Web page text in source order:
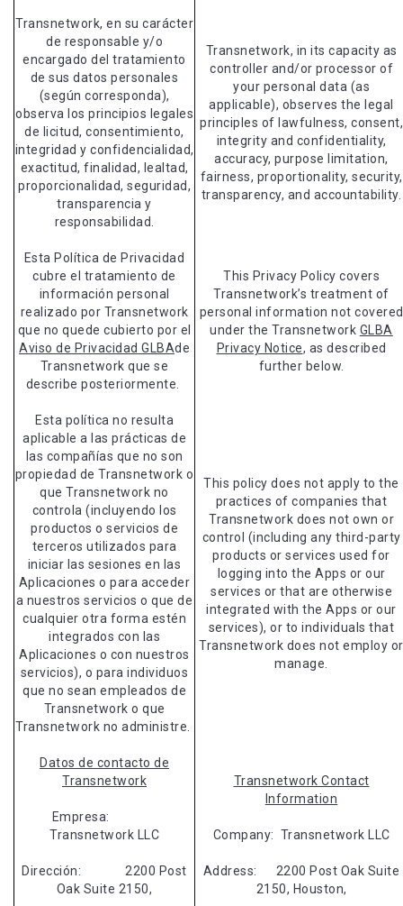
Transnetwork, en su carácter
de responsable y/o
encargado del tratamiento
de sus datos personales
(según corresponda),
observa los principios legales
de licitud, consentimiento,
integridad y confidencialidad,
exactitud, finalidad, lealtad,
proporcionalidad, seguridad,
transparencia y
responsabilidad.
Transnetwork, in its capacity as
controller and/or processor of
your personal data (as
applicable), observes the legal
principles of lawfulness, consent,
integrity and confidentiality,
accuracy, purpose limitation,
fairness, proportionality, security,
transparency, and accountability.
Esta Política de Privacidad
cubre el tratamiento de
información personal
realizado por Transnetwork
que no quede cubierto por el
Aviso de Privacidad GLBAde
Transnetwork que se
describe posteriormente.
This Privacy Policy covers
Transnetwork’s treatment of
personal information not covered
under the Transnetwork GLBA
Privacy Notice, as described
further below.
Esta política no resulta
aplicable a las prácticas de
las compañías que no son
propiedad de Transnetwork o
que Transnetwork no
controla (incluyendo los
productos o servicios de
terceros utilizados para
iniciar las sesiones en las
Aplicaciones o para acceder
a nuestros servicios o que de
cualquier otra forma estén
integrados con las
Aplicaciones o con nuestros
servicios), o para individuos
que no sean empleados de
Transnetwork o que
Transnetwork no administre.
This policy does not apply to the
practices of companies that
Transnetwork does not own or
control (including any third-party
products or services used for
logging into the Apps or our
services or that are otherwise
integrated with the Apps or our
services), or to individuals that
Transnetwork does not employ or
manage.
Datos de contacto de
Transnetwork
Empresa:
Transnetwork LLC
Dirección: 2200 Post
Oak Suite 2150,
Transnetwork Contact
Information
Company: Transnetwork LLC
Address: 2200 Post Oak Suite
2150, Houston,